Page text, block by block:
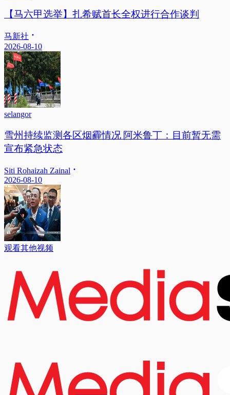
【马六甲选举】扎希赋首长全权进行合作谈判
马新社
2026-08-10
selangor
雪州持续监测各区烟霾情况 阿米鲁丁：目前暂无需
宣布紧急状态
Siti Rohaizah Zainal
2026-08-10
观看其他视频